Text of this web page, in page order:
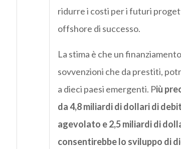
ridurre i costi per i futuri
offshore di successo.
La stima è che un
sovvenzioni che da prestiti,
a dieci paesi emergenti. Più
da 4,8 miliardi di dollari di
agevolato e 2,5 miliardi di
consentirebbe lo sviluppo di